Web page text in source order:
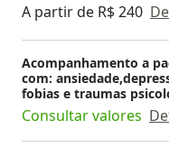
A partir de R$ 240
Acompanhamento a
com:
fobias e traumas
Consultar valores